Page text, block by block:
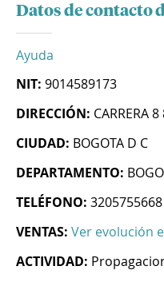
Datos de contacto
Ayuda
NIT: 9014589173
DIRECCIÓN: CARRERA
CIUDAD: BOGOTA D C
DEPARTAMENTO:
TELÉFONO: 3205755668
VENTAS: Ver evolución
ACTIVIDAD: